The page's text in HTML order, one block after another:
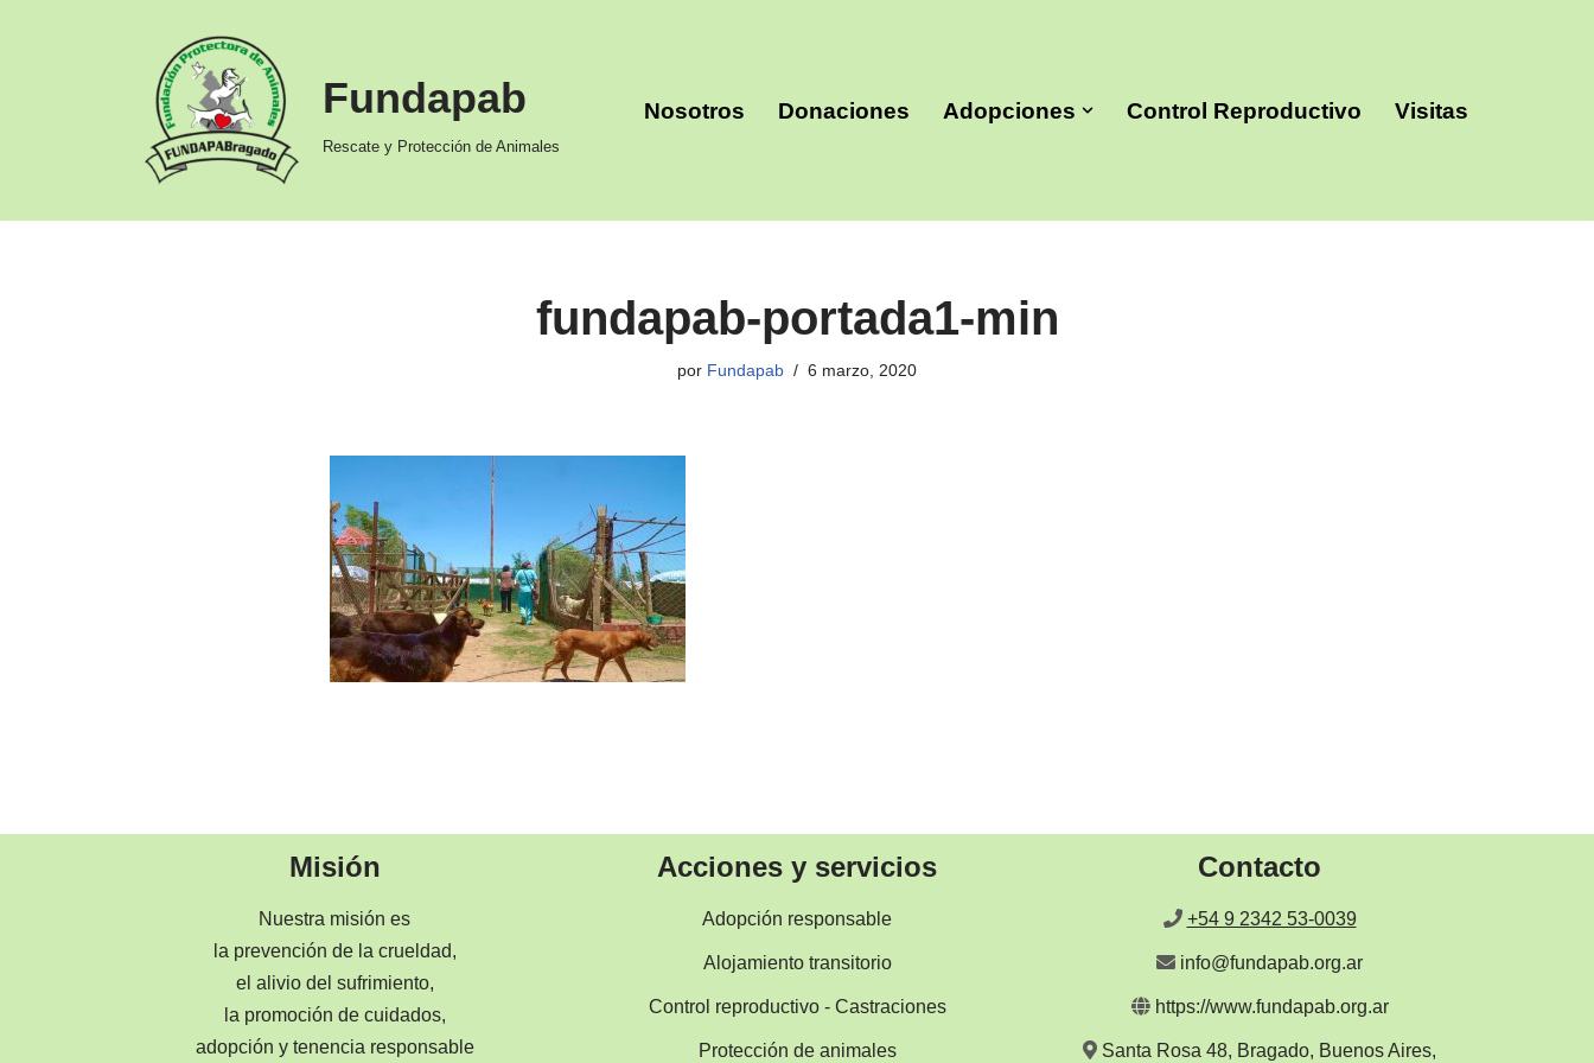
Fundapab
Rescate y Protección de Animales
Nosotros Donaciones Adopciones Control Reproductivo Visitas
fundapab-portada1-min
por Fundapab 6 marzo, 2020
Misión
Nuestra misión es
la prevención de la crueldad,
el alivio del sufrimiento,
la promoción de cuidados,
adopción y tenencia responsable
Acciones y servicios
Adopción responsable
Alojamiento transitorio
Control reproductivo - Castraciones
Protección de animales
Contacto
+54 9 2342 53-0039
info@fundapab.org.ar
https://www.fundapab.org.ar
Santa Rosa 48, Bragado, Buenos Aires,